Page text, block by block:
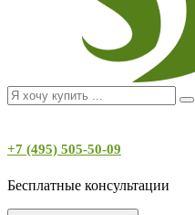
+7 (495) 505-50-09
Бесплатные консультации